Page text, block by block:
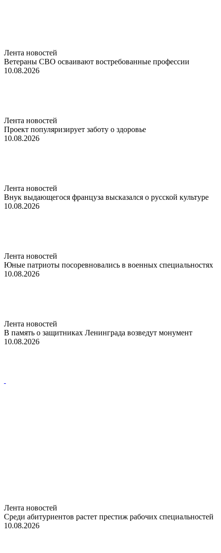
Лента новостей
Ветераны СВО осваивают востребованные профессии
10.08.2026
Лента новостей
Проект популяризирует заботу о здоровье
10.08.2026
Лента новостей
Внук выдающегося француза высказался о русской культуре
10.08.2026
Лента новостей
Юные патриоты посоревновались в военных специальностях
10.08.2026
Лента новостей
В память о защитниках Ленинграда возведут монумент
10.08.2026
Лента новостей
Среди абитуриентов растет престиж рабочих специальностей
10.08.2026